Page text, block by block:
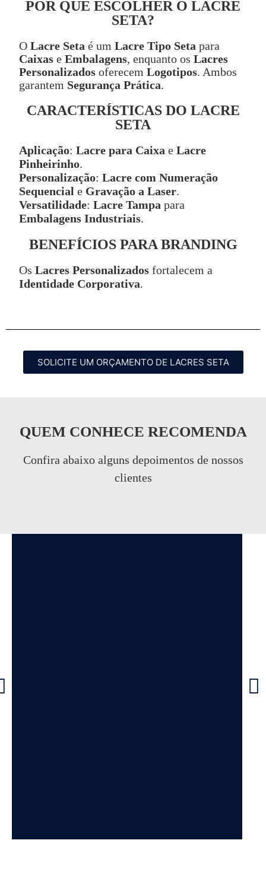
POR QUE ESCOLHER O LACRE
SETA?
O Lacre Seta é um Lacre Tipo Seta para
Caixas e Embalagens, enquanto os Lacres
Personalizados oferecem Logotipos. Ambos
garantem Segurança Prática.
CARACTERÍSTICAS DO LACRE
SETA
Aplicação: Lacre para Caixa e Lacre
Pinheirinho.
Personalização: Lacre com Numeração
Sequencial e Gravação a Laser.
Versatilidade: Lacre Tampa para
Embalagens Industriais.
BENEFÍCIOS PARA BRANDING
Os Lacres Personalizados fortalecem a
Identidade Corporativa.
SOLICITE UM ORÇAMENTO DE LACRES SETA
QUEM CONHECE RECOMENDA
Confira abaixo alguns depoimentos de nossos
clientes